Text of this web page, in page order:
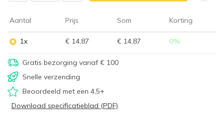
Aantal Prijs Som Korting
1x € 14,87 € 14,87 0%
Gratis bezorging vanaf € 100
Snelle verzending
Beoordeeld met een 4,5+
Download specificatieblad (PDF)